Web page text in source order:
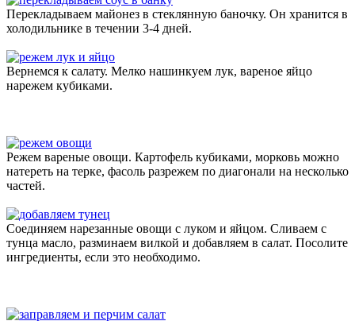
Перекладываем майонез в стеклянную баночку. Он хранится в
холодильнике в течении 3-4 дней.
Вернемся к салату. Мелко нашинкуем лук, вареное яйцо
нарежем кубиками.
Режем вареные овощи. Картофель кубиками, морковь можно
натереть на терке, фасоль разрежем по диагонали на несколько
частей.
Соединяем нарезанные овощи с луком и яйцом. Сливаем с
тунца масло, разминаем вилкой и добавляем в салат. Посолите
ингредиенты, если это необходимо.